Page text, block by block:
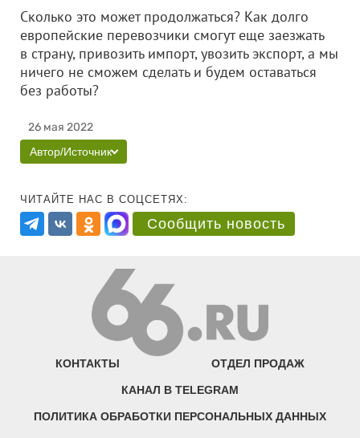
Сколько это может продолжаться? Как долго
европейские перевозчики смогут еще заезжать
в страну, привозить импорт, увозить экспорт, а мы
ничего не сможем сделать и будем оставаться
без работы?
26 мая 2022
Автор/Источник
ЧИТАЙТЕ НАС В СОЦСЕТЯХ:
Сообщить новость
КОНТАКТЫ ОТДЕЛ ПРОДАЖ
КАНАЛ В TELEGRAM
ПОЛИТИКА ОБРАБОТКИ ПЕРСОНАЛЬНЫХ ДАННЫХ